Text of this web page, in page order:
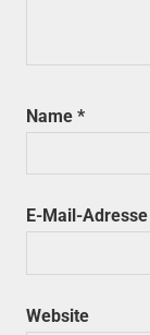
Name *
E-Mail-Adresse
Website